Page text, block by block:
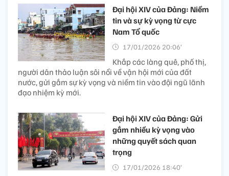
Đại hội XIV của Đảng: Niềm
tin và sự kỳ vọng từ cực
Nam Tổ quốc
17/01/2026 20:06’
Khắp các làng quê, phố thị,
người dân thảo luận sôi nổi về vận hội mới của đất
nước, gửi gắm sự kỳ vọng và niềm tin vào đội ngũ lãnh
đạo nhiệm kỳ mới.
Đại hội XIV của Đảng: Gửi
gắm nhiều kỳ vọng vào
những quyết sách quan
trọng
17/01/2026 18:40’